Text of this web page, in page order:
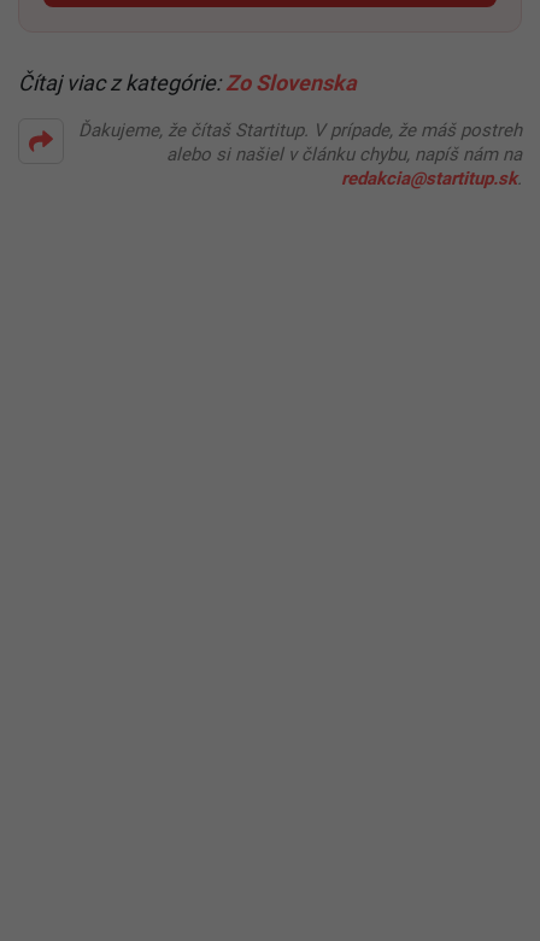
Čítaj viac z kategórie:Zo Slovenska
Ďakujeme, že čítaš Startitup. V prípade, že máš postreh
alebo si našiel v článku chybu, napíš nám na
redakcia@startitup.sk.